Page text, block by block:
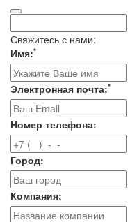
Свяжитесь с нами:
Имя:*
Электронная почта:*
Номер телефона:
Город:
Компания: